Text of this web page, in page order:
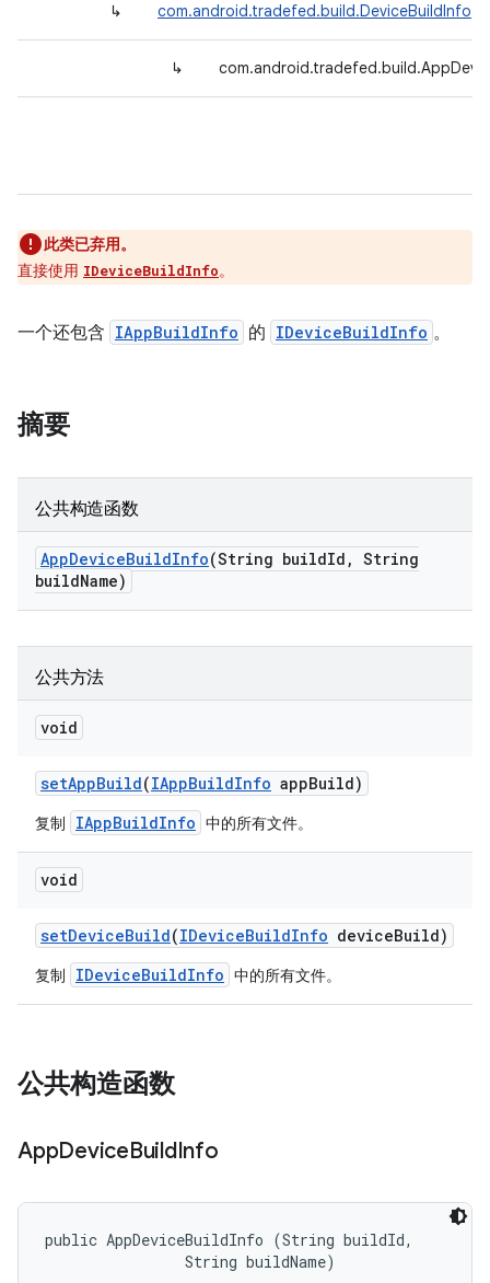
↳ com.android.tradefed.build.DeviceBuildInfo
↳
此类已弃用。
直接使用 IDeviceBuildInfo。
一个还包含 IAppBuildInfo 的 IDeviceBuildInfo 。
摘要
公共构造函数
AppDeviceBuildInfo(String buildId , String
buildName)
公共方法
void
setAppBuild(IAppBuildInfo appBuild)
复制 IAppBuildInfo 中的所有文件。
void
setDeviceBuild(IDeviceBuildInfo deviceBuild)
复制 IDeviceBuildInfo 中的所有文件。
公共构造函数
AppDeviceBuildInfo
public AppDeviceBuildInfo (String buildId,
                String buildName)